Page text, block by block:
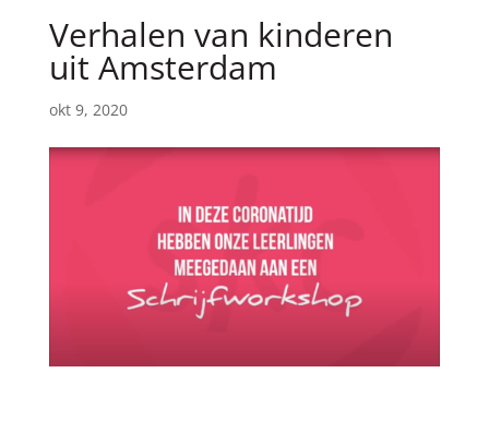
Verhalen van kinderen
uit Amsterdam
okt 9, 2020